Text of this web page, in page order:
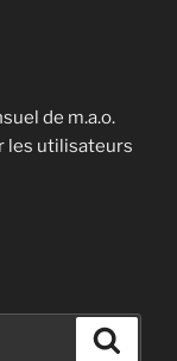
de m.a.o.
les utilisateurs